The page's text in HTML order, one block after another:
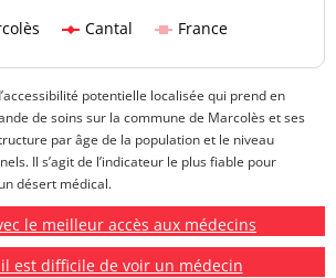
Cantal France
potentielle localisée qui prend en
de soins sur la commune de Marcolès et ses
par âge de la population et le niveau
Il s’agit de l’indicateur le plus fiable pour
désert médical.
le meilleur accès aux médecins
est difficile de voir un médecin